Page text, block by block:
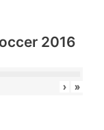
2016
› »